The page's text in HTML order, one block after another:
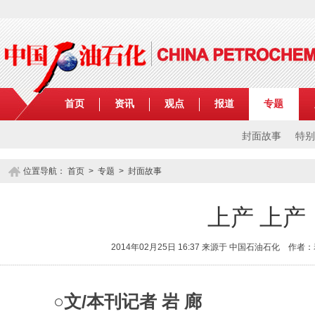
首页 资讯 观点 报道 专题
封面故事 特
位置导航： 首页 > 专题 > 封面故事
上产 上产
2014年02月25日 16:37 来源于 中国石油石化 作
○文/本刊记者 岩 廊